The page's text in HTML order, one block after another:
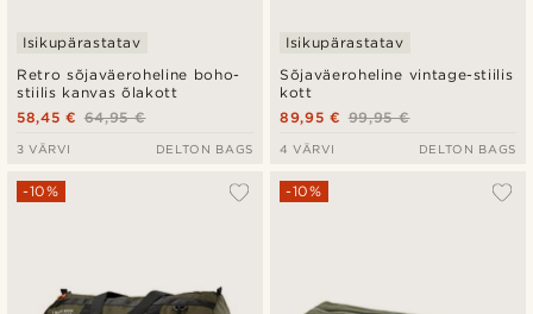
Retro sõjaväeroheline boho-
stiilis kanvas õlakott
Isikupärastatav
64,95 €
58,45 €
3 VÄRVI DELTON BAGS
Sõjaväeroheline vintage-stiilis
kott
Isikupärastatav
99,95 €
89,95 €
4 VÄRVI DELTON BAGS
-10% -10%